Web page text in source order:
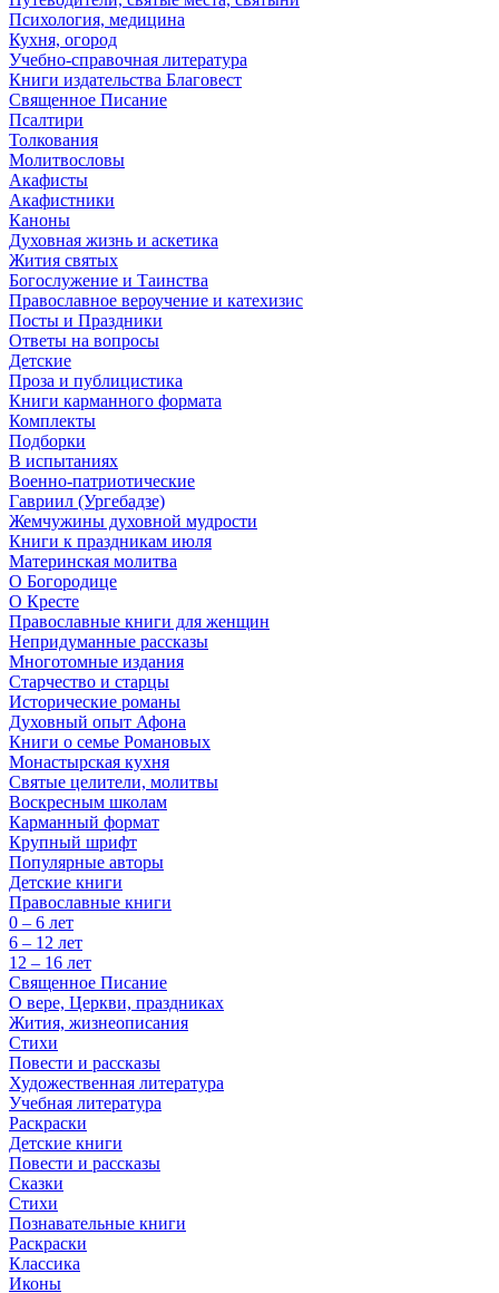
Психология, медицина
Кухня, огород
Учебно-справочная литература
Книги издательства Благовест
Священное Писание
Псалтири
Толкования
Молитвословы
Акафисты
Акафистники
Каноны
Духовная жизнь и аскетика
Жития святых
Богослужение и Таинства
Православное вероучение и катехизис
Посты и Праздники
Ответы на вопросы
Детские
Проза и публицистика
Книги карманного формата
Комплекты
Подборки
В испытаниях
Военно-патриотические
Гавриил (Ургебадзе)
Жемчужины духовной мудрости
Книги к праздникам июля
Материнская молитва
О Богородице
О Кресте
Православные книги для женщин
Непридуманные рассказы
Многотомные издания
Старчество и старцы
Исторические романы
Духовный опыт Афона
Книги о семье Романовых
Монастырская кухня
Святые целители, молитвы
Воскресным школам
Карманный формат
Крупный шрифт
Популярные авторы
Детские книги
Православные книги
0 – 6 лет
6 – 12 лет
12 – 16 лет
Священное Писание
О вере, Церкви, праздниках
Жития, жизнеописания
Стихи
Повести и рассказы
Художественная литература
Учебная литература
Раскраски
Детские книги
Повести и рассказы
Сказки
Стихи
Познавательные книги
Раскраски
Классика
Иконы